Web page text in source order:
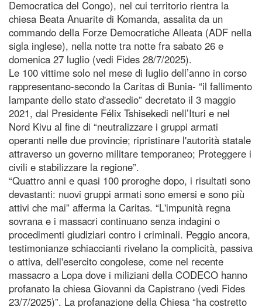
Democratica del Congo), nel cui territorio rientra la
chiesa Beata Anuarite di Komanda, assalita da un
commando della Forze Democratiche Alleata (ADF nella
sigla inglese), nella notte tra notte fra sabato 26 e
domenica 27 luglio (vedi Fides 28/7/2025).
Le 100 vittime solo nel mese di luglio dell’anno in corso
rappresentano-secondo la Caritas di Bunia- “il fallimento
lampante dello stato d'assedio” decretato il 3 maggio
2021, dal Presidente Félix Tshisekedi nell’Ituri e nel
Nord Kivu al fine di “neutralizzare i gruppi armati
operanti nelle due provincie; ripristinare l'autorità statale
attraverso un governo militare temporaneo; Proteggere i
civili e stabilizzare la regione”.
“Quattro anni e quasi 100 proroghe dopo, i risultati sono
devastanti: nuovi gruppi armati sono emersi e sono più
attivi che mai” afferma la Caritas. “L'impunità regna
sovrana e i massacri continuano senza indagini o
procedimenti giudiziari contro i criminali. Peggio ancora,
testimonianze schiaccianti rivelano la complicità, passiva
o attiva, dell'esercito congolese, come nel recente
massacro a Lopa dove i miliziani della CODECO hanno
profanato la chiesa Giovanni da Capistrano (vedi Fides
23/7/2025)”. La profanazione della Chiesa “ha costretto